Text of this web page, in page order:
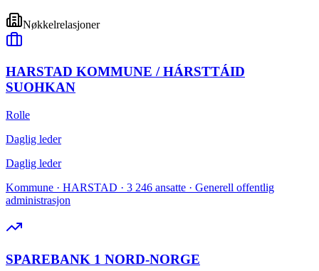
Nøkkelrelasjoner
HARSTAD KOMMUNE / HÁRSTTÁID
SUOHKAN
Rolle
Daglig leder
Daglig leder
Kommune · HARSTAD · 3 246 ansatte · Generell offentlig
administrasjon
SPAREBANK 1 NORD-NORGE